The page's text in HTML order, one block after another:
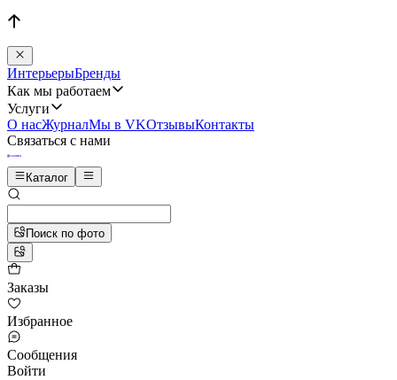
ИнтерьерыБренды
Как мы работаем
Услуги
О насЖурналМы в VKОтзывыКонтакты
Связаться с нами
Каталог
Поиск по фото
Заказы
Избранное
Сообщения
Войти